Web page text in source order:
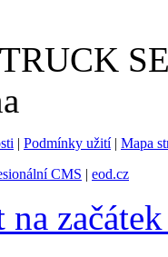
| Podmínky užití| Mapa
CMS | eod.cz
na